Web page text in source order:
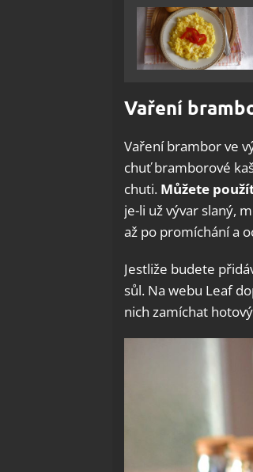
Vaření
Vaření brambor ve
chuť bramborové
chuti. Můžete
je-li už vývar slaný,
až po promíchání a
Jestliže budete
sůl. Na webu Leaf
nich zamíchat